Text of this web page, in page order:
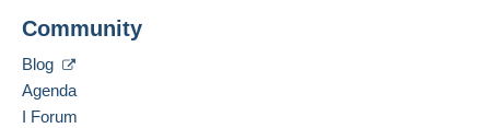
Community
Blog
Agenda
I Forum